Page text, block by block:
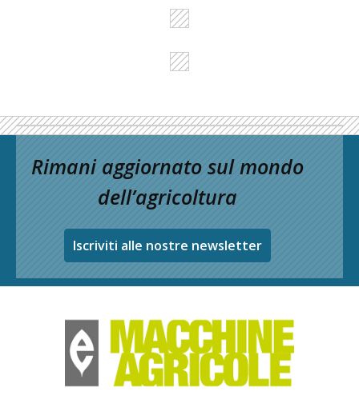
Rimani aggiornato sul mondo
dell’agricoltura
Iscriviti alle nostre newsletter